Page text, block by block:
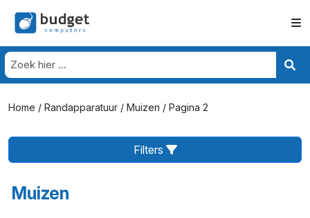
Home / Randapparatuur / Muizen / Pagina 2
Filters
Muizen